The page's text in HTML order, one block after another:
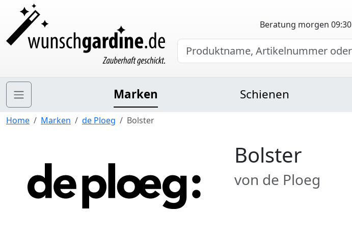
Beratung morgen 09:30
Marken Schienen
Home Marken de Ploeg Bolster
Bolster
von de Ploeg